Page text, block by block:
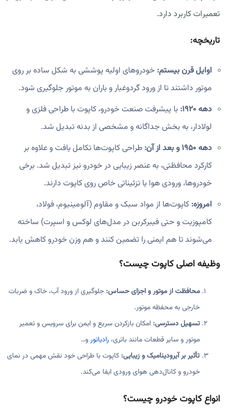
تعمیرات کاربرد دارد.
تاریخچه:
اوایل قرن بیستم: خودروهای اولیه پوششی به شکل ساده بر روی
موتور داشتند تا از ورود گردوغبار و باران به موتور جلوگیری شود.
دهه ۱۹۲۰:
با پیشرفت صنعت خودرو، کاپوت با طراحی فلزی و
لولادار، به بخش جداگانه و مشخصی از بدنه تبدیل شد.
دهه ۱۹۵۰ و بعد از آن:
طراحی کاپوت‌ها تکامل یافت و علاوه بر
کارکرد محافظتی، به عنصر زیبایی در خودرو نیز تبدیل شد. برخی
خودروها، ورودی هوا یا تزئیناتی خاص روی کاپوت دارند.
امروزه: کاپوت‌ها از مواد سبک و مقاوم (آلومینیوم، فولاد،
کامپوزیت و حتی فیبرکربن در مدل‌های لوکس و اسپرت) ساخته
می‌شوند تا هم ایمنی را تضمین کنند و هم وزن خودرو کاهش یابد.
وظیفه اصلی کاپوت چیست؟
محافظت از موتور و اجزای حساس: جلوگیری از ورود آب، خاک و ضربات
خارجی به محفظه موتور.
تسهیل دسترسی: امکان بازکردن سریع و ایمن برای سرویس و تعمیر
موتور و سایر قطعات مانند باتری، رادیاتورو…
تأثیر بر آیرودینامیک و زیبایی: کاپوت با طراحی خود نقش مهمی در نمای
خودرو و کانال‌دهی هوای ورودی ایفا می‌کند.
انواع کاپوت خودرو چیست؟